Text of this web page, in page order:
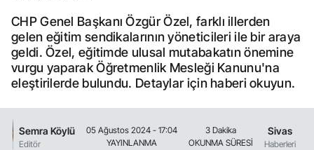
CHP Genel Başkanı Özgür Özel, farklı illerden
gelen eğitim sendikalarının yöneticileri ile bir araya
geldi. Özel, eğitimde ulusal mutabakatın önemine
vurgu yaparak Öğretmenlik Mesleği Kanunu'na
eleştirilerde bulundu. Detaylar için haberi okuyun.
Semra Köylü
Editör
05 Ağustos 2024 - 17:04
YAYINLANMA
3 Dakika
OKUNMA SÜRESİ
Sivas
Haberleri